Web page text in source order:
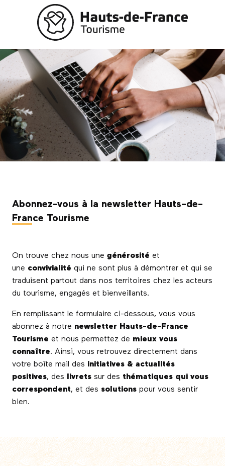
Abonnez-vous à la newsletter Hauts-de-
France Tourisme
On trouve chez nous une générosité et
une convivialité qui ne sont plus à démontrer et qui se
traduisent partout dans nos territoires chez les acteurs
du tourisme, engagés et bienveillants.
En remplissant le formulaire ci-dessous, vous vous
abonnez à notre newsletter Hauts-de-France
Tourisme et nous permettez de mieux vous
connaître. Ainsi, vous retrouvez directement dans
votre boîte mail des initiatives & actualités
positives, des livrets sur des thématiques qui vous
correspondent, et des solutions pour vous sentir
bien.